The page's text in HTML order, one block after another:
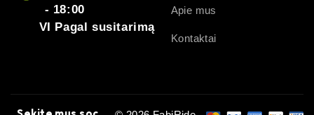
- 18:00
VI Pagal susitarimą
Apie mus
Kontaktai